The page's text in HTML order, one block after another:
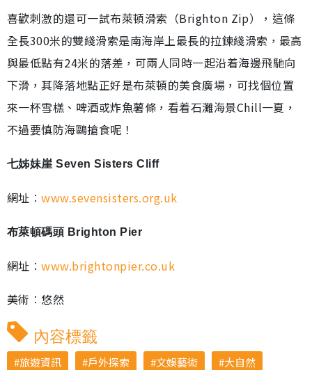
喜歡刺激的還可一試布萊頓滑索（Brighton Zip），這條
全長300米的雙綫滑索是南海岸上最長的拉鍊綫滑索，最高
與最低點有24米的落差，可兩人同時一起沿着海邊飛馳向
下滑，其降落地點正好是布萊頓的美食廣場，可找個位置
來一杯雪榚、啤酒或炸魚薯條，看着石灘海景Chill一夏，
不過要慎防海鷗搶食呢！
七姊妹崖 Seven Sisters Cliff
網址︰www.sevensisters.org.uk
布萊頓碼頭 Brighton Pier
網址︰www.brightonpier.co.uk
美術︰悠然
內容標籤
旅遊資訊 戶外探索 文娛藝術
大自然